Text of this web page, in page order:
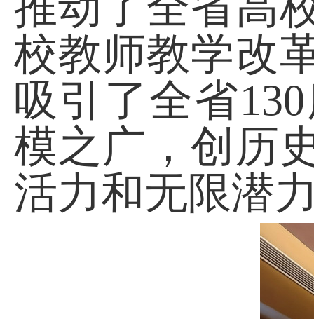
校教师教学改
吸引了全省
模之广，创历
活力和无限潜